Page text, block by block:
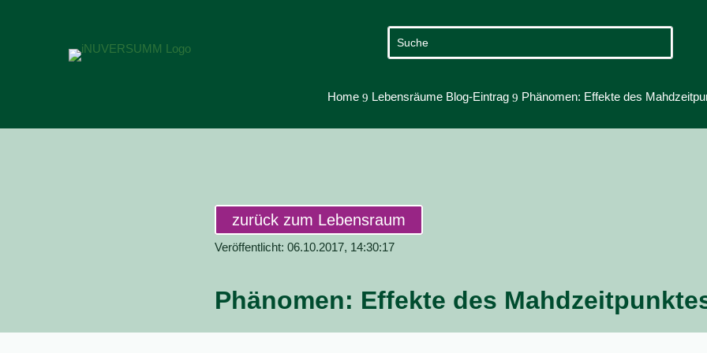
Home 9 Lebensräume Blog-Eintrag 9 Phänomen: Effekte des
zurück zum Lebensraum
Veröffentlicht: 06.10.2017, 14:30:17
Phänomen: Effekte des